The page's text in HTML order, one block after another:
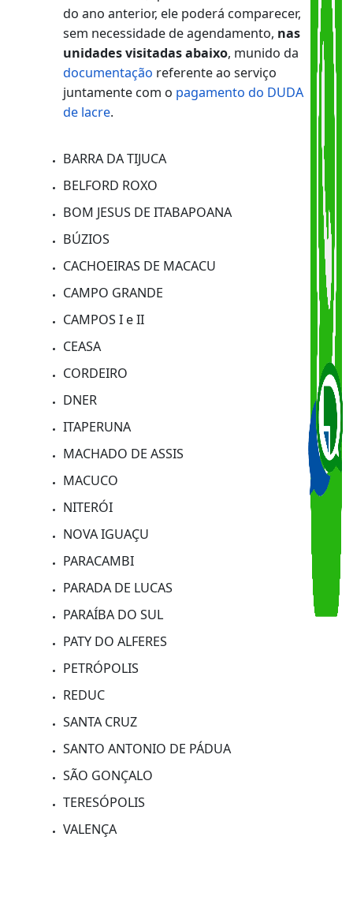
comparecer com o veículo levando o
DUDA de lacre;
Caso o cliente esteja com a vistoria em dia
e tendo sido feito o pagamento integral
do IPVA referente ao ano corrente e,
do ano anterior, ele poderá comparecer,
sem necessidade de agendamento,
unidades visitadas abaixo
, munido da
documentaçãoreferente ao serviço
juntamente com o
pagamento do DUDA
de lacre.
BARRA DA TIJUCA
BELFORD ROXO
BOM JESUS DE ITABAPOANA
BÚZIOS
CACHOEIRAS DE MACACU
CAMPO GRANDE
CAMPOS I e II
DNER
ITAPERUNA
MACHADO DE ASSIS
MACUCO
NITERÓI
NOVA IGUAÇU
PARACAMBI
PARADA DE LUCAS